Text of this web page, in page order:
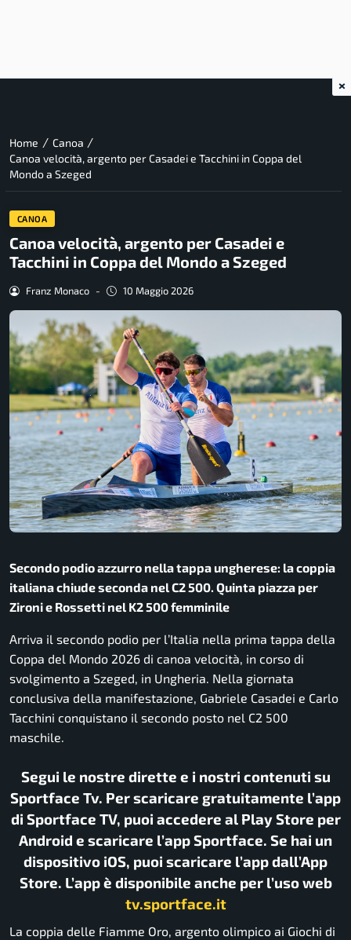
Home / Canoa /
Canoa velocità, argento per Casadei e Tacchini in Coppa del
Mondo a Szeged
CANOA
Canoa velocità, argento per Casadei e
Tacchini in Coppa del Mondo a Szeged
Franz Monaco - 10 Maggio 2026
Secondo podio azzurro nella tappa ungherese: la coppia
italiana chiude seconda nel C2 500. Quinta piazza per
Zironi e Rossetti nel K2 500 femminile
Arriva il secondo podio per l’Italia nella prima tappa della
Coppa del Mondo 2026 di canoa velocità, in corso di
svolgimento a Szeged, in Ungheria. Nella giornata
conclusiva della manifestazione, Gabriele Casadei e Carlo
Tacchini conquistano il secondo posto nel C2 500
maschile.
Segui le nostre dirette e i nostri contenuti su
Sportface Tv. Per scaricare gratuitamente l’app
di Sportface TV, puoi accedere al Play Store per
Android e scaricare l’app Sportface. Se hai un
dispositivo iOS, puoi scaricare l’app dall’App
Store. L’app è disponibile anche per l’uso web
tv.sportface.it
La coppia delle Fiamme Oro, argento olimpico ai Giochi di
×